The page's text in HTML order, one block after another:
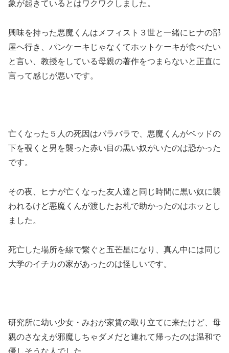
象が起きているとはワクワクしました。
興味を持った悪魔くんはメフィスト３世と一緒にヒナの部
屋へ行き、パンケーキじゃなくてホットケーキが食べたい
と言い、教授をしている母親の著作をつまらないと正直に
言って感じが悪いです。
亡くなった５人の死因はバラバラで、悪魔くんがベッドの
下を覗くと男を襲った赤い目の黒い奴がいたのは恐かった
です。
その夜、ヒナが亡くなった友人達と同じ時間に黒い奴に襲
われるけど悪魔くんが渡したお札で助かったのはホッとし
ました。
死亡した場所を線で繋ぐと五芒星になり、真ん中には同じ
大学のイチカの家があったのは怪しいです。
研究所に幼い少女・みおが家賃の取り立てに来たけど、母
親のさなえが邪魔しちゃダメだと連れて帰ったのは温和で
優しそうな人でした。